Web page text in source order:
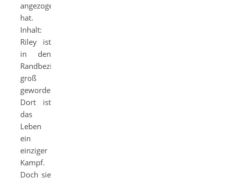
angezogen
hat.
Inhalt:
Riley ist
in den
Randbezirken
groß
geworden.
Dort ist
das
Leben
ein
einziger
Kampf.
Doch sie